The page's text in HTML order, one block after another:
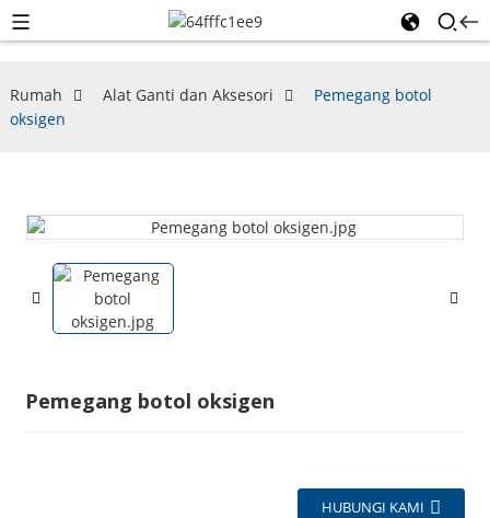
Rumah Alat Ganti dan Aksesori
Pemegang botol
oksigen
Pemegang botol oksigen
HUBUNGI KAMI